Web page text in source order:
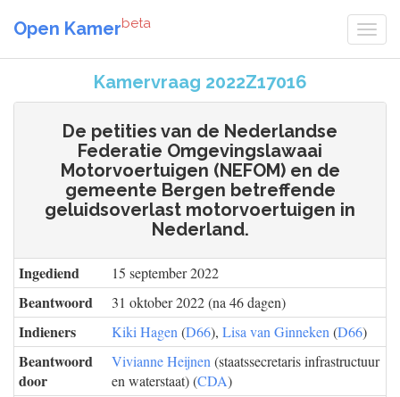
Open Kamerbeta
Kamervraag 2022Z17016
De petities van de Nederlandse
Federatie Omgevingslawaai
Motorvoertuigen (NEFOM) en de
gemeente Bergen betreffende
geluidsoverlast motorvoertuigen in
Nederland.
Ingediend 15 september 2022
Beantwoord 31 oktober 2022 (na 46 dagen)
Indieners Kiki Hagen (D66), Lisa van Ginneken (D66)
Beantwoord
door
Vivianne Heijnen (staatssecretaris infrastructuur
en waterstaat) (CDA)